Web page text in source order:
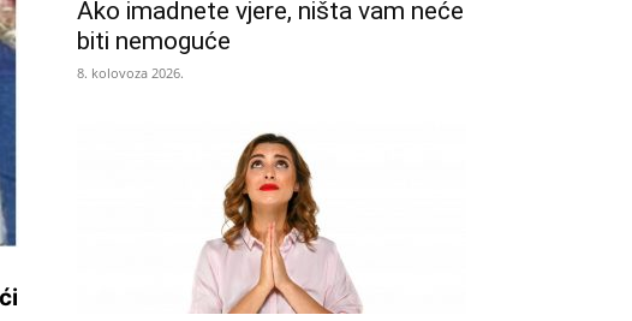
Ako imadnete vjere, ništa vam neće
biti nemoguće
8. kolovoza 2026.